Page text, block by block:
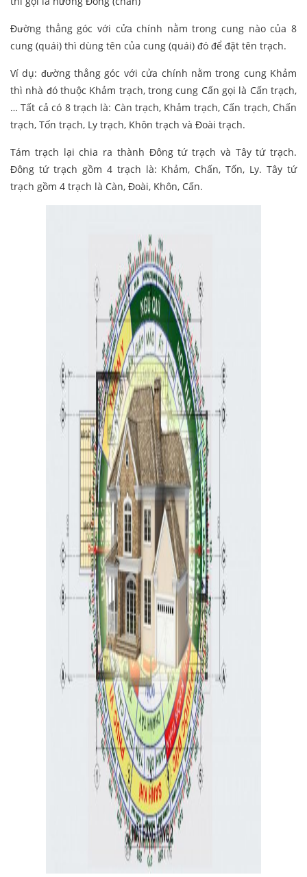
Đường thẳng góc với cửa chính nằm trong cung nào của 8
cung (quái) thì dùng tên của cung (quái) đó để đặt tên trạch.
Ví dụ: đường thẳng góc với cửa chính nằm trong cung Khảm
thì nhà đó thuộc Khảm trạch, trong cung Cấn gọi là Cấn trạch,
… Tất cả có 8 trạch là: Càn trạch, Khảm trạch, Cấn trạch, Chấn
trạch, Tốn trạch, Ly trạch, Khôn trạch và Đoài trạch.
Tám trạch lại chia ra thành Đông tứ trạch và Tây tứ trạch.
Đông tứ trạch gồm 4 trạch là: Khảm, Chấn, Tốn, Ly. Tây tứ
trạch gồm 4 trạch là Càn, Đoài, Khôn, Cấn.